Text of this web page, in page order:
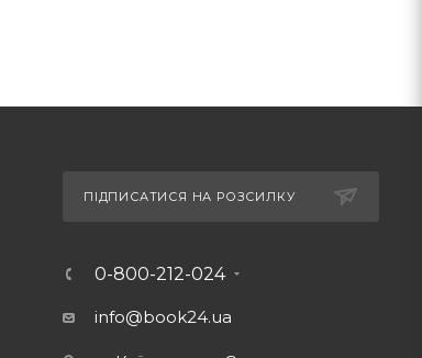
ПІДПИСАТИСЯ НА РОЗСИЛКУ
0-800-212-024
info@book24.ua